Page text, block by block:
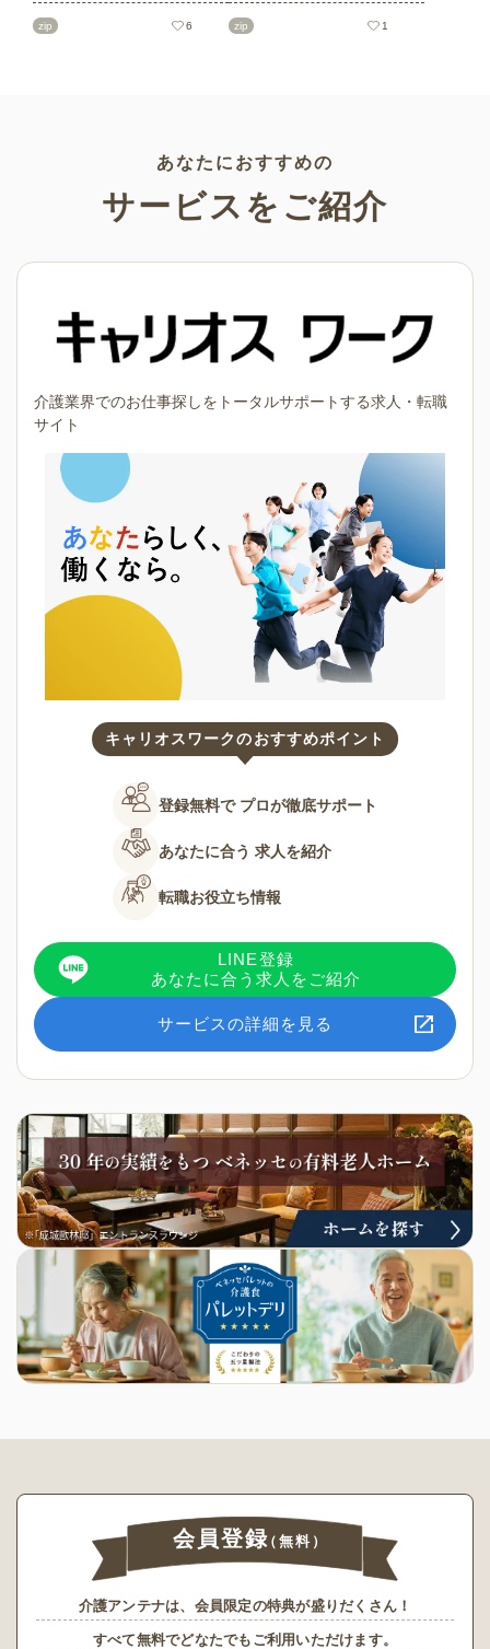
の印刷用テンプレート、飾り
zip 6
リーの可愛くておしゃれなイ
なシーンでご活用ください！
zip 1
あなたにおすすめの
サービスをご紹介
介護業界でのお仕事探しをトータルサポートする求人・転職
サイト
キャリオスワークのおすすめポイント
登録無料で プロが徹底サポート
あなたに合う 求人を紹介
転職お役立ち情報
LINE登録
あなたに合う求人をご紹介
サービスの詳細を見る
会員登録（無料）
介護アンテナは、会員限定の特典が盛りだくさん！
すべて無料でどなたでもご利用いただけます。